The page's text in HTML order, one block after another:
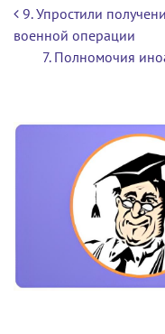
Навигация
9. Упростили
военной операции
7. Полномочия